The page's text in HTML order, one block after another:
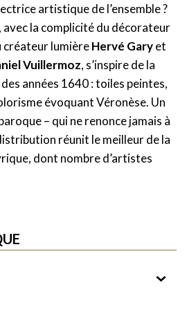
artistique de l’ensemble ?
avec la complicité du décorateur
créateur lumièreHervé Garyet
Vuillermoz, s’inspire de la
années 1640 : toiles peintes,
évoquant Véronèse. Un
– qui ne renonce jamais à
réunit le meilleur de la
dont nombre d’artistes